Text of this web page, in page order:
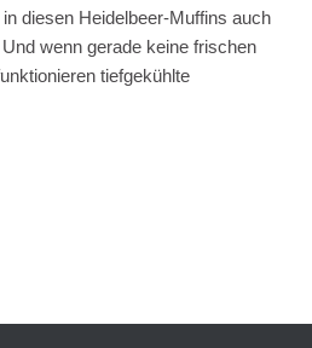
diesen Heidelbeer-Muffins auch
wenn gerade keine frischen
tiefgekühlte